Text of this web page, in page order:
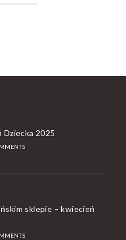
Dziecka 2025
sklepie – kwiecień